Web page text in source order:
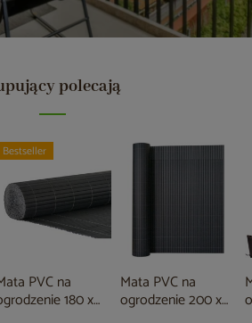
polecają
PVC na
180 x
Bestseller
Mata PVC na
ogrodzenie 200 x